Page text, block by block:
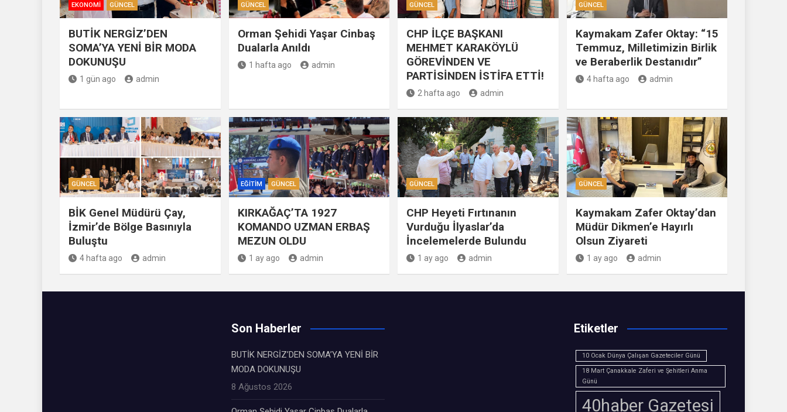
EKONOMI GÜNCEL
BUTİK NERGİZ’DEN
SOMA’YA YENİ BİR MODA
DOKUNUŞU
1 gün ago admin
GÜNCEL
Orman Şehidi Yaşar Cinbaş
Dualarla Anıldı
1 hafta ago admin
GÜNCEL
CHP İLÇE BAŞKANI
MEHMET KARAKÖYLÜ
GÖREVİNDEN VE
PARTİSİNDEN İSTİFA ETTİ!
2 hafta ago admin
GÜNCEL
Kaymakam Zafer Oktay: “15
Temmuz, Milletimizin Birlik
ve Beraberlik Destanıdır”
4 hafta ago admin
GÜNCEL
BİK Genel Müdürü Çay,
İzmir’de Bölge Basınıyla
Buluştu
4 hafta ago admin
EĞITIM GÜNCEL
KIRKAĞAÇ’TA 1927
KOMANDO UZMAN ERBAŞ
MEZUN OLDU
1 ay ago admin
GÜNCEL
CHP Heyeti Fırtınanın
Vurduğu İlyaslar’da
İncelemelerde Bulundu
1 ay ago admin
GÜNCEL
Kaymakam Zafer Oktay’dan
Müdür Dikmen’e Hayırlı
Olsun Ziyareti
1 ay ago admin
Son Haberler
BUTİK NERGİZ’DEN SOMA’YA YENİ BİR
MODA DOKUNUŞU
8 Ağustos 2026
Etiketler
10 Ocak Dünya Çalışan Gazeteciler Günü
18 Mart Çanakkale Zaferi ve Şehitleri Anma
Günü
40haber Gazetesi